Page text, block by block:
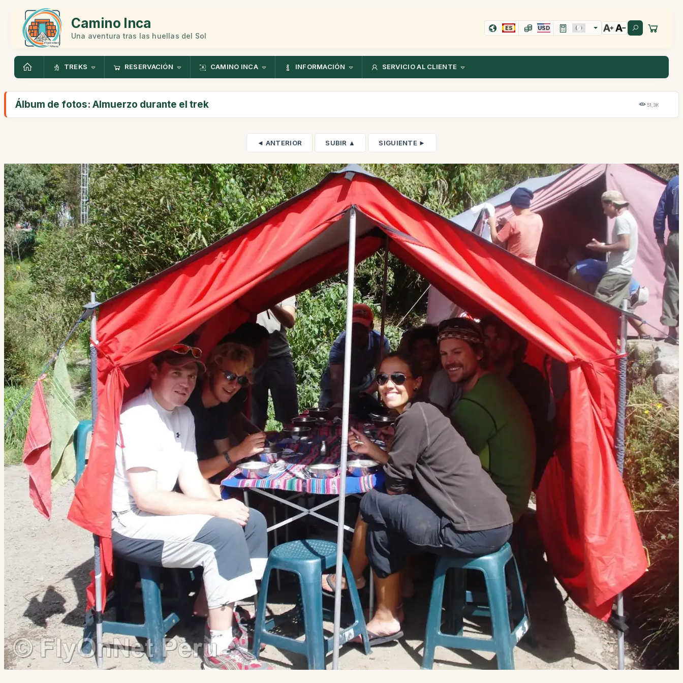
Camino Inca
Una aventura tras las huellas del Sol
ES USD
TREKS RESERVACIÓN CAMINO INCA INFORMACIÓN SERVICIO AL CLIENTE
Álbum de fotos: Almuerzo durante el trek 51,3K
◄ ANTERIOR SUBIR ▲ SIGUIENTE ►